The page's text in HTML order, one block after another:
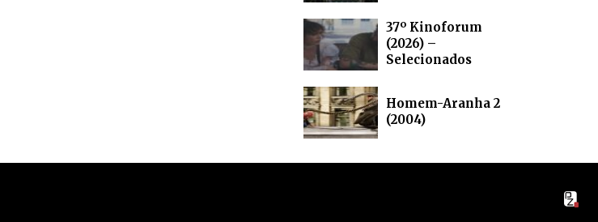
37º Kinoforum
(2026) –
Selecionados
Homem-Aranha 2
(2004)